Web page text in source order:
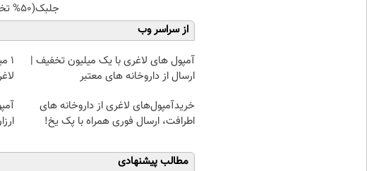
جلبک(50% تخفیف)
از سراسر وب
آمپول های لاغری با یک میلیون تخفیف |
ارسال از داروخانه های معتبر
خریدآمپول‌های لاغری از داروخانه های
اطرافت، ارسال فوری همراه با پک یخ!
مطالب پیشنهادی